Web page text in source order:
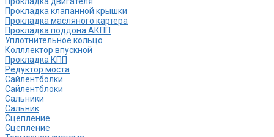
Прокладка клапанной крышки
Прокладка масляного картера
Прокладка поддона АКПП
Уплотнительное кольцо
Колллектор впускной
Прокладка КПП
Редуктор моста
Сайлентболки
Сайлентблоки
Сальники
Сальник
Сцепление
Сцепление